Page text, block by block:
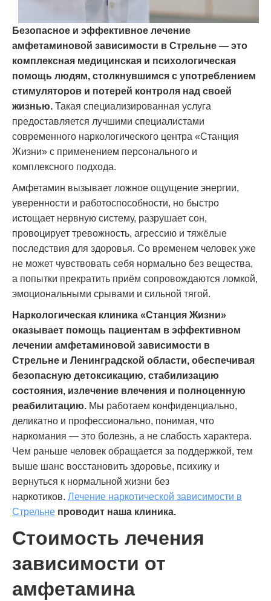
Безопасное и эффективное лечение
амфетаминовой зависимости в Стрельне — это
комплексная медицинская и психологическая
помощь людям, столкнувшимся с употреблением
стимуляторов и потерей контроля над своей
жизнью. Такая специализированная услуга
предоставляется лучшими специалистами
современного наркологического центра «Станция
Жизни» с применением персонального и
комплексного подхода.
Амфетамин вызывает ложное ощущение энергии,
уверенности и работоспособности, но быстро
истощает нервную систему, разрушает сон,
провоцирует тревожность, агрессию и тяжёлые
последствия для здоровья. Со временем человек уже
не может чувствовать себя нормально без вещества,
а попытки прекратить приём сопровождаются ломкой,
эмоциональными срывами и сильной тягой.
Наркологическая клиника «Станция Жизни»
оказывает помощь пациентам в эффективном
лечении амфетаминовой зависимости в
Стрельне и Ленинградской области, обеспечивая
безопасную детоксикацию, стабилизацию
состояния, излечение влечения и полноценную
реабилитацию. Мы работаем конфиденциально,
деликатно и профессионально, понимая, что
наркомания — это болезнь, а не слабость характера.
Чем раньше человек обращается за поддержкой, тем
выше шанс восстановить здоровье, психику и
вернуться к нормальной жизни без
наркотиков. Лечение наркотической зависимости в
Стрельне проводит наша клиника.
Стоимость лечения
зависимости от
амфетамина